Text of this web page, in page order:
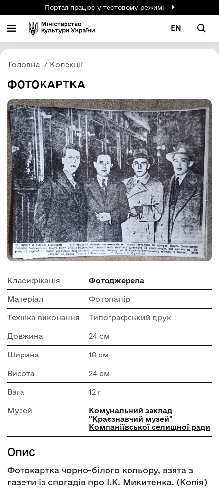
Портал працює у тестовому режимі
EN
Головна Колекції
ФОТОКАРТКА
Класифікація Фотоджерела
Матеріал Фотопапір
Техніка виконання Типографський друк
Довжина 24 см
Ширина 18 см
Висота 24 см
Вага 12 г
Музей
Комунальний заклад
"Краєзнавчий музей"
Компаніївської селищної ради
Опис
Фотокартка чорно-білого кольору, взята з
газети із спогадів про І.К. Микитенка. (Копія)